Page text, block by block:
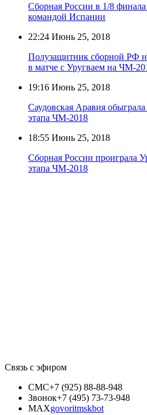
Сборная России в 1/8
командой Испании
22:24 Июнь 25, 2018
Полузащитник сборной РФ
в матче с Уругваем на ЧМ-
19:16 Июнь 25, 2018
Саудовская Аравия
этапа ЧМ-2018
18:55 Июнь 25, 2018
Сборная России проиграла
этапа ЧМ-2018
Связь с эфиром
СМС+7 (925) 88-88-948
Звонок+7 (495) 73-73-948
MAXgovoritmskbot